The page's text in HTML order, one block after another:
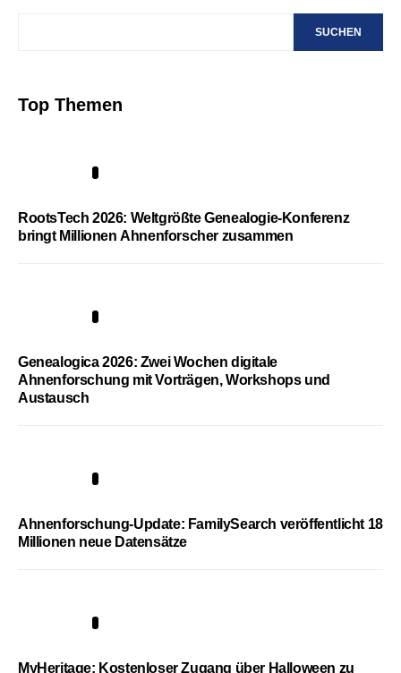
SUCHEN
Top Themen
RootsTech 2026: Weltgrößte Genealogie-Konferenz
bringt Millionen Ahnenforscher zusammen
Genealogica 2026: Zwei Wochen digitale
Ahnenforschung mit Vorträgen, Workshops und
Austausch
Ahnenforschung-Update: FamilySearch veröffentlicht 18
Millionen neue Datensätze
MyHeritage: Kostenloser Zugang über Halloween zu